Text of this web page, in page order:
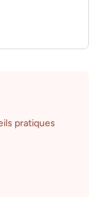
pratiques